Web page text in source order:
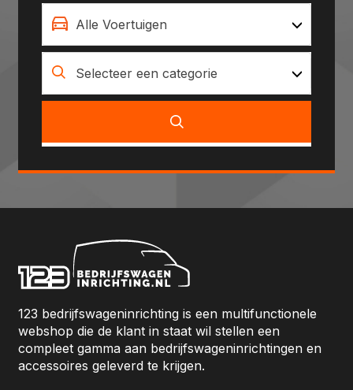
Alle Voertuigen
Selecteer een categorie
123 bedrijfswageninrichting is een multifunctionele
webshop die de klant in staat wil stellen een
compleet gamma aan bedrijfswageninrichtingen en
accessoires geleverd te krijgen.